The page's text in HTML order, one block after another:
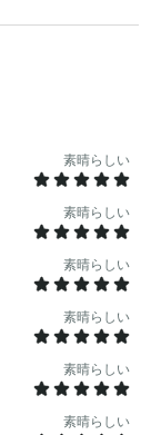
トフォームを
ト」を押し
るお問い合わ
素晴らしい
素晴らしい
素晴らしい
素晴らしい
素晴らしい
素晴らしい